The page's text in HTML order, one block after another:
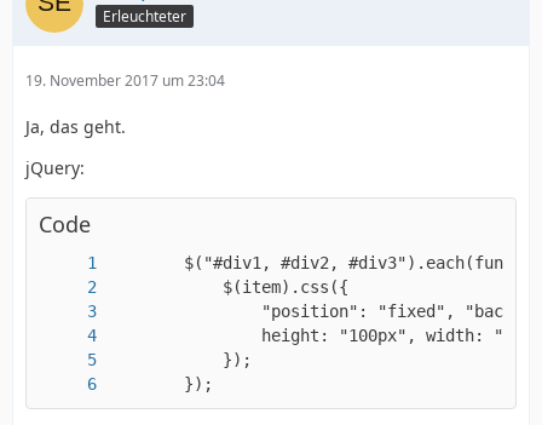
Erleuchteter
19. November 2017 um 23:04
Ja, das geht.
jQuery:
Code
        });